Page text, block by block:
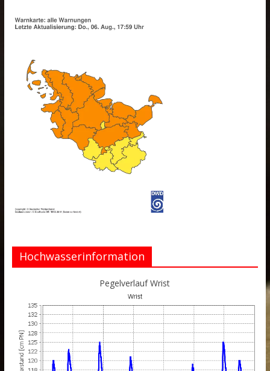
Hochwasserinformation
Pegelverlauf Wrist